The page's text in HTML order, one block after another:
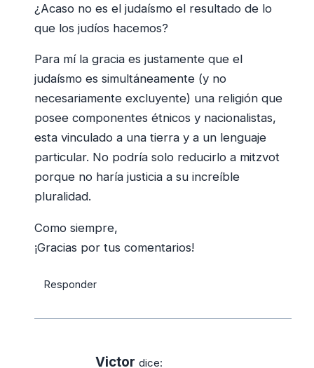
¿Acaso no es el judaísmo el resultado de lo
que los judíos hacemos?
Para mí la gracia es justamente que el
judaísmo es simultáneamente (y no
necesariamente excluyente) una religión que
posee componentes étnicos y nacionalistas,
esta vinculado a una tierra y a un lenguaje
particular. No podría solo reducirlo a mitzvot
porque no haría justicia a su increíble
pluralidad.
Como siempre,
¡Gracias por tus comentarios!
Responder
Victor dice: